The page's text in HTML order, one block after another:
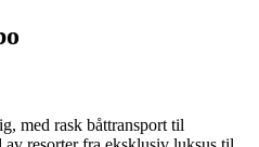
med rask båttransport til